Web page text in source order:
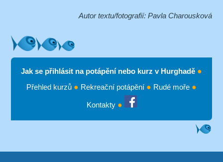
Autor textu/fotografií: Pavla Charousková
Jak se přihlásit na potápění nebo kurz v Hurghadě ●
Přehled kurzů ● Rekreační potápění ● Rudé moře ●
Kontakty●